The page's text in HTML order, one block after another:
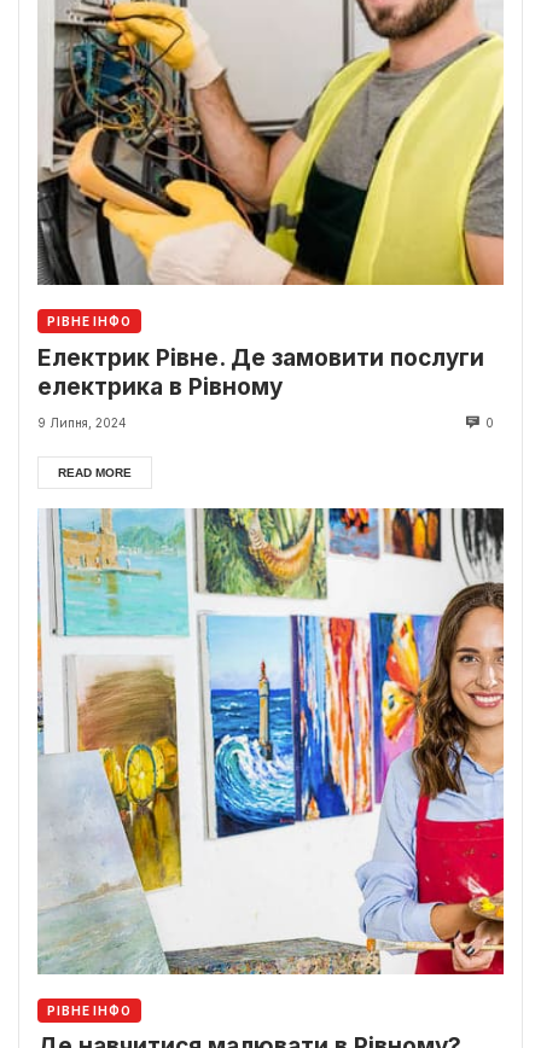
РІВНЕ ІНФО
Електрик Рівне. Де замовити послуги
електрика в Рівному
9 Липня, 2024 0
READ MORE
РІВНЕ ІНФО